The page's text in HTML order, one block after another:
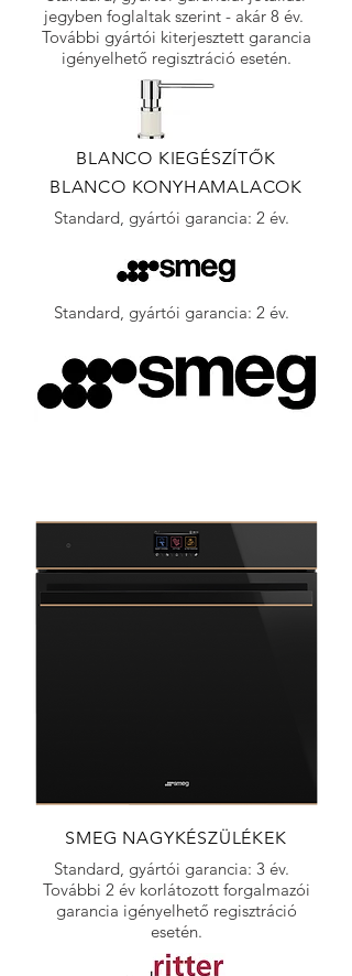
jegyben foglaltak szerint - akár 8 év.
További gyártói kiterjesztett garancia
igényelhető regisztráció esetén.
BLANCO KIEGÉSZÍTŐK
BLANCO KONYHAMALACOK
Standard, gyártói garancia: 2 év.
Standard, gyártói garancia: 2 év.
SMEG NAGYKÉSZÜLÉKEK
Standard, gyártói garancia: 3 év.
További 2 év korlátozott forgalmazói
garancia igényelhető regisztráció
esetén.